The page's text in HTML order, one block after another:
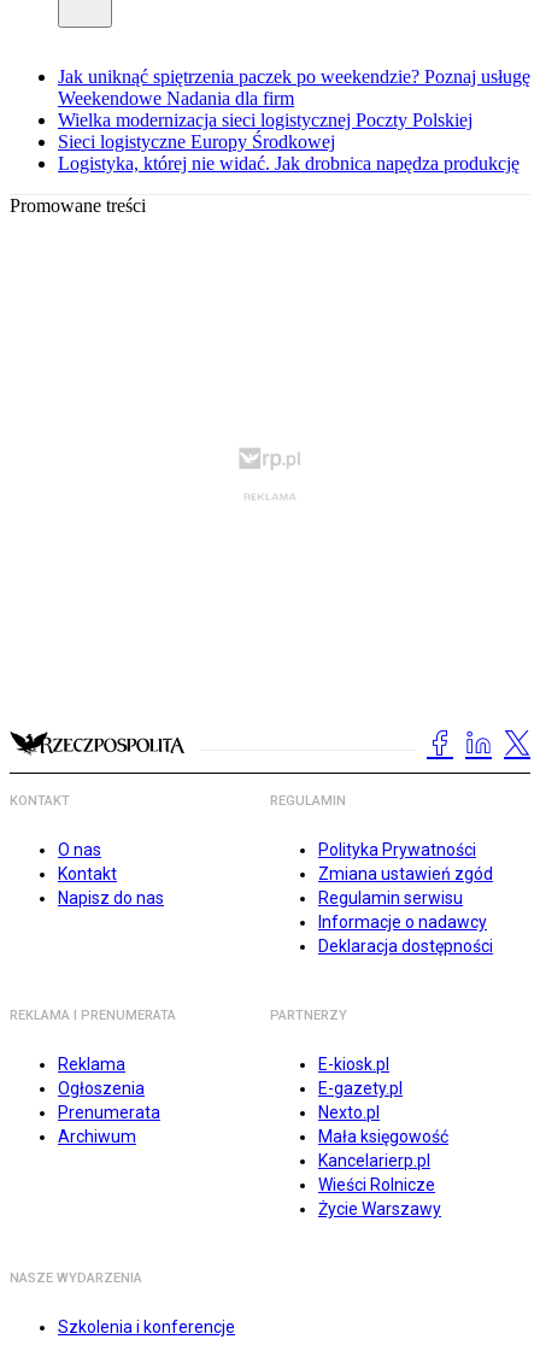
Jak uniknąć spiętrzenia paczek po weekendzie? Poznaj usługę
Weekendowe Nadania dla firm
Wielka modernizacja sieci logistycznej Poczty Polskiej
Sieci logistyczne Europy Środkowej
Logistyka, której nie widać. Jak drobnica napędza produkcję
Promowane treści
KONTAKT
O nas
Kontakt
Napisz do nas
REGULAMIN
Polityka Prywatności
Zmiana ustawień zgód
Regulamin serwisu
Informacje o nadawcy
Deklaracja dostępności
REKLAMA I PRENUMERATA
Reklama
Ogłoszenia
Prenumerata
Archiwum
PARTNERZY
E-kiosk.pl
E-gazety.pl
Nexto.pl
Mała księgowość
Kancelarierp.pl
Wieści Rolnicze
Życie Warszawy
NASZE WYDARZENIA
Szkolenia i konferencje